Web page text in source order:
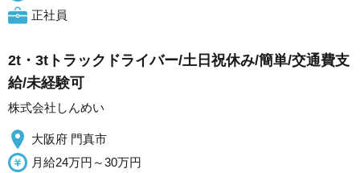
正社員
2t・3tトラックドライバー/土日祝休み/簡単/交通費支
給/未経験可
株式会社しんめい
大阪府 門真市
月給24万円～30万円